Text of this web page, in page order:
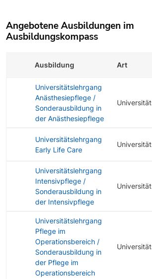
Angebotene Ausbildungen im
Ausbildungskompass
Ausbildung Art
Universitätslehrgang
Anästhesiepflege /
Sonderausbildung in
der Anästhesiepflege
Universitätslehrgang
Early Life Care
Universitätslehrgang
Intensivpflege /
Sonderausbildung in
der Intensivpflege
Universitätslehrgang
Pflege im
Operationsbereich /
Sonderausbildung in
der Pflege im
Operationsbereich